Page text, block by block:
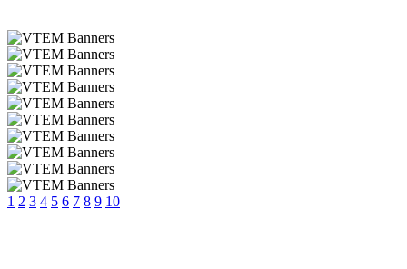
1 2 3 4 5 6 7 8 9 10